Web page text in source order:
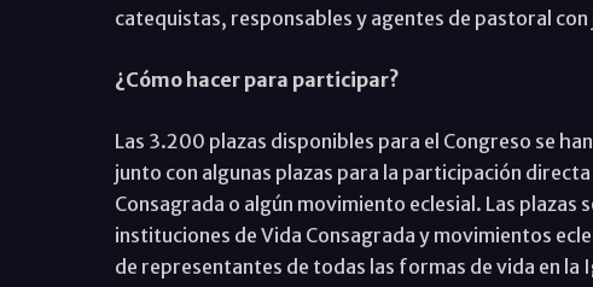
catequistas, responsables y agentes de pastoral con
¿Cómo hacer para participar?
Las 3.200 plazas disponibles para el Congreso se
junto con algunas plazas para la participación
Consagrada o algún movimiento eclesial. Las plazas
instituciones de Vida Consagrada y movimientos
de representantes de todas las formas de vida en la